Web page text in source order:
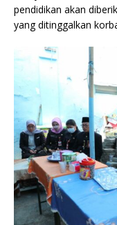
pendidikan akan
yang ditinggalkan